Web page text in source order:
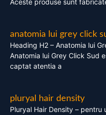
Aceste produse sunt
anatomia lui grey click
Heading H2 – Anatomia lui
Anatomia lui Grey Click Sud
captat atentia a
pluryal hair density
Pluryal Hair Density – pentru